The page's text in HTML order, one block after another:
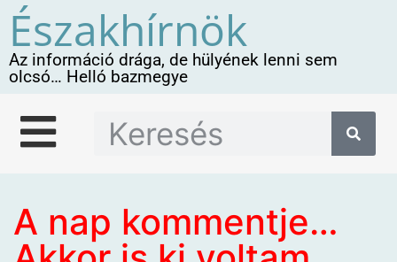
Északhírnök
Az információ drága, de hülyének lenni sem
olcsó… Helló bazmegye
A nap kommentje…